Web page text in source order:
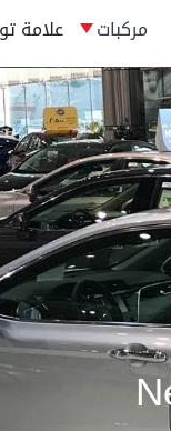
مركبات علامة